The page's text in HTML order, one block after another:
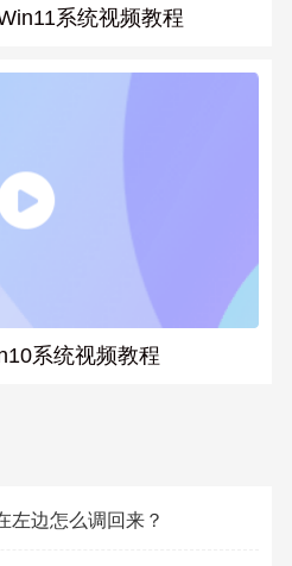
系统视频教程
系统视频教程
左边怎么调回来？